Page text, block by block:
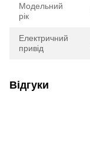
Модельний
рік
Електричний
привід
Відгуки